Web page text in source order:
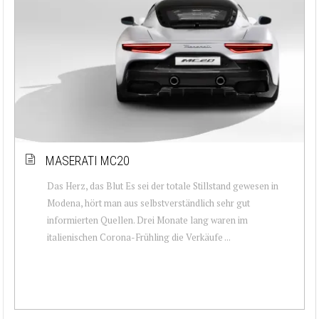
MASERATI MC20
Das Herz, das Blut Es sei der totale Stillstand gewesen in
Modena, hört man aus selbstverständlich sehr gut
informierten Quellen. Drei Monate lang waren im
italienischen Corona-Frühling die Verkäufe ...